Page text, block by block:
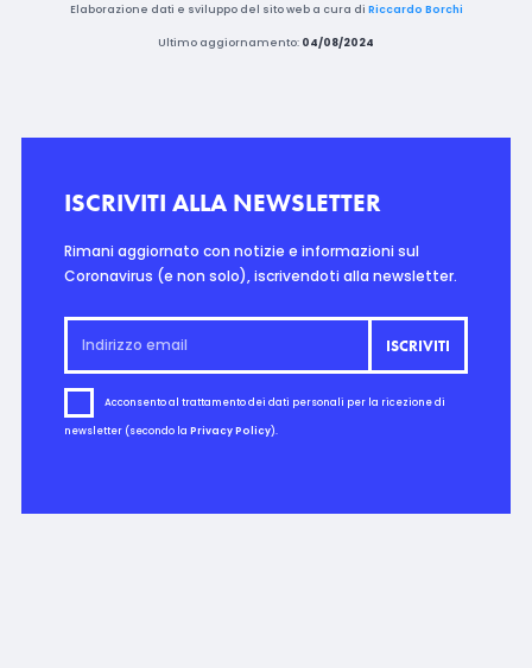
Elaborazione dati e sviluppo del sito web a cura di Riccardo Borchi
Ultimo aggiornamento: 04/08/2024
ISCRIVITI ALLA NEWSLETTER
Rimani aggiornato con notizie e informazioni sul
Coronavirus (e non solo), iscrivendoti alla newsletter.
Acconsento al trattamento dei dati personali per la ricezione di
newsletter (secondo la Privacy Policy).